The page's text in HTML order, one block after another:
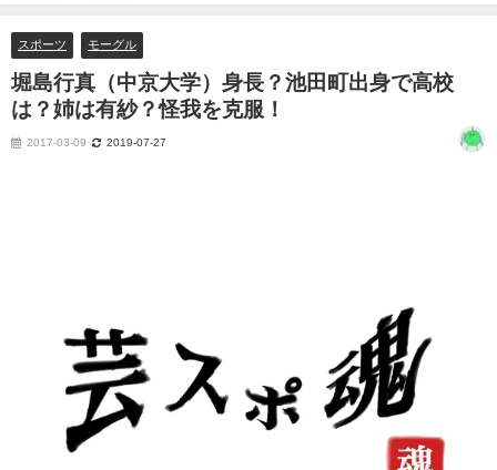
紗？怪我を克服！
スポーツ モーグル
堀島行真（中京大学）身長？池田町出身で高校
は？姉は有紗？怪我を克服！
2017-03-09 2019-07-27